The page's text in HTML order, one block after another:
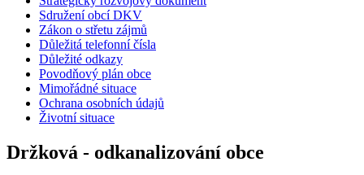
Sdružení obcí DKV
Zákon o střetu zájmů
Důležitá telefonní čísla
Důležité odkazy
Povodňový plán obce
Mimořádné situace
Ochrana osobních údajů
Životní situace
Držková - odkanalizování obce